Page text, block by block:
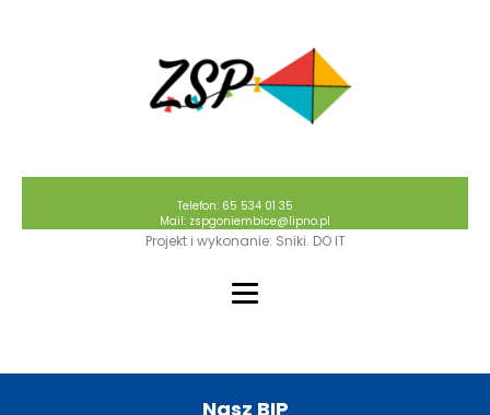
Telefon: 65 534 01 35
Mail: zspgoniembice@lipno.pl
Projekt i wykonanie: Sniki. DO IT
Nasz BIP